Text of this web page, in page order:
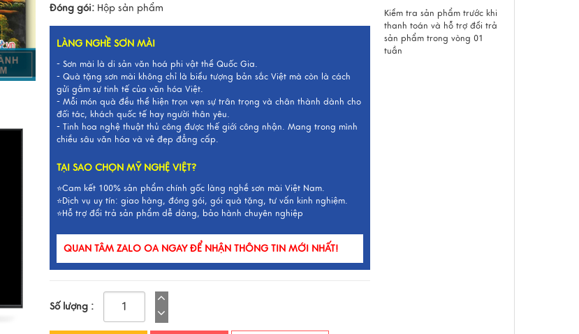
Đóng gói: Hộp sản phẩm
LÀNG NGHỀ SƠN MÀI
- Sơn mài là di sản văn hoá phi vật thể Quốc Gia.
- Quà tặng sơn mài không chỉ là biểu tượng bản sắc Việt mà còn là cách
gửi gắm sự tinh tế của văn hóa Việt.
- Mỗi món quà đều thể hiện trọn vẹn sự trân trọng và chân thành dành cho
đối tác, khách quốc tế hay người thân yêu.
- Tinh hoa nghệ thuật thủ công được thế giới công nhận. Mang trong mình
chiều sâu văn hóa và vẻ đẹp đẳng cấp.
TẠI SAO CHỌN MỸ NGHỆ VIỆT?
⭐Cam kết 100% sản phẩm chính gốc làng nghề sơn mài Việt Nam.
⭐Dịch vụ uy tín: giao hàng, đóng gói, gói quà tặng, tư vấn kinh nghiệm.
⭐Hỗ trợ đổi trả sản phẩm dễ dàng, bảo hành chuyên nghiệp
QUAN TÂM ZALO OA NGAY ĐỂ NHẬN THÔNG TIN MỚI NHẤT!
Số lượng :
Kiểm tra sản phẩm trước khi
thanh toán và hỗ trợ đổi trả
sản phẩm trong vòng 01
tuần